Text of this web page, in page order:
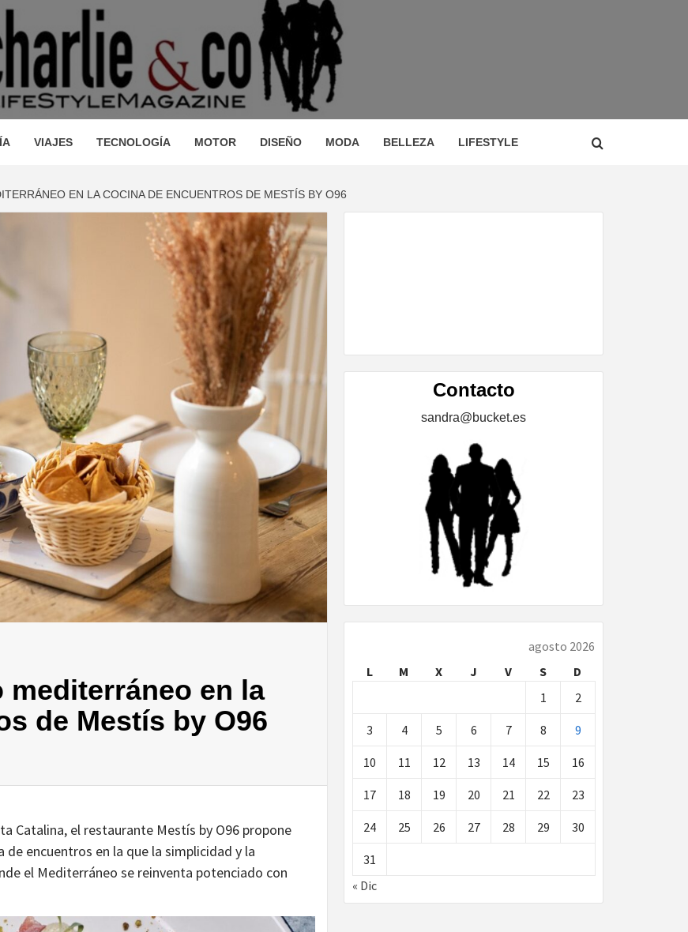
DE
OCIO,
MOTOR,
MOTOR, TECNOLOGÍA, DISEÑO…
VIAJES TECNOLOGÍA MOTOR DISEÑO MODA BELLEZA LIFESTYLE
EN LA COCINA DE ENCUENTROS DE MESTÍS BY O96
mediterráneo en la
de Mestís by O96
Catalina, el restaurante Mestís by O96 propone
encuentros en la que la simplicidad y la
el Mediterráneo se reinventa potenciado con
Contacto
sandra@bucket.es
agosto 2026
L
M X J V S
D
1
2
3 4 5 6 7 8 9
10 11 12 13 14 15 16
17 18 19 20 21 22 23
24 25 26 27 28 29 30
31
« Dic